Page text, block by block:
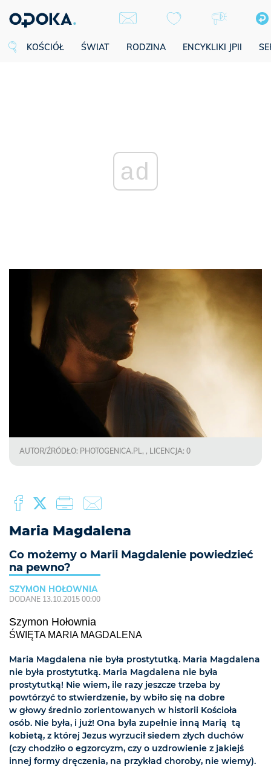
KOŚCIÓŁ ŚWIAT RODZINA ENCYKLIKI JPII
ad
AUTOR/ŹRÓDŁO: PHOTOGENICA.PL, , LICENCJA: 0
Maria Magdalena
Co możemy o Marii Magdalenie powiedzieć
na pewno?
SZYMON HOŁOWNIA
DODANE 13.10.2015 00:00
Szymon Hołownia
ŚWIĘTA MARIA MAGDALENA
Maria Magdalena nie była prostytutką. Maria Magdalena
nie była prostytutką. Maria Magdalena nie była
prostytutką! Nie wiem, ile razy jeszcze trzeba by
powtórzyć to stwierdzenie, by wbiło się na dobre
w głowy średnio zorientowanych w historii Kościoła
osób. Nie była, i już! Ona była zupełnie inną Marią  tą
kobietą, z której Jezus wyrzucił siedem złych duchów
(czy chodziło o egzorcyzm, czy o uzdrowienie z jakiejś
innej formy dręczenia, na przykład choroby, nie wiemy).